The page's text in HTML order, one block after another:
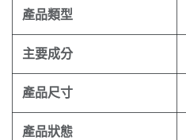
產品類型
主要成分
產品尺寸
產品狀態